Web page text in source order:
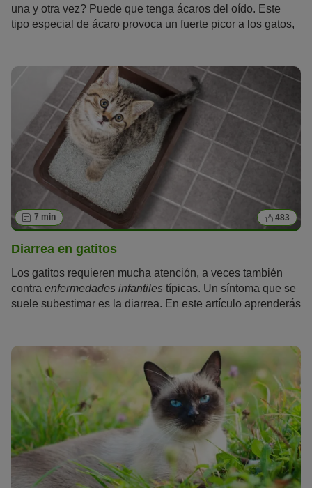
una y otra vez? Puede que tenga ácaros del oído. Este
tipo especial de ácaro provoca un fuerte picor a los gatos,
7 min 483
Diarrea en gatitos
Los gatitos requieren mucha atención, a veces también
contra enfermedades infantiles típicas. Un síntoma que se
suele subestimar es la diarrea. En este artículo aprenderás